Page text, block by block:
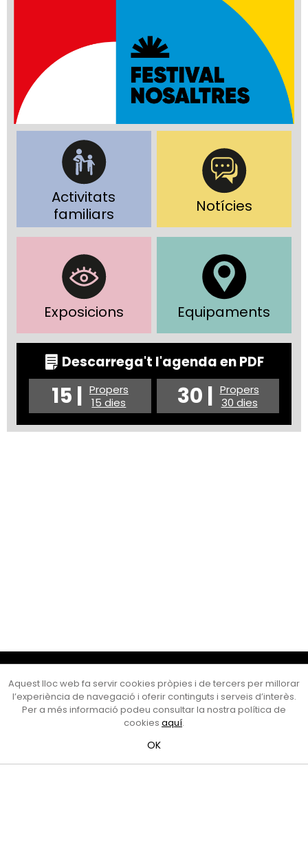
Activitats
familiars
Notícies
Exposicions Equipaments
Descarrega't l'agenda en PDF
15 | Propers
15 dies
30 | Propers
30 dies
Cultura Mataró
Ajuntament de Mataró
C. de Sant Josep, 9 (Mataró, 08302)
Horari d'obertura: dilluns, dimecres i divendres de 10 a 13 h.
al telèfon al 93 758 23 61
Bústia ciutadana
Aquest lloc web fa servir cookies pròpies i de tercers per millorar
l’experiència de navegació i oferir continguts i serveis d’interès.
Per a més informació podeu consultar la nostra política de
cookies aquí.
OK